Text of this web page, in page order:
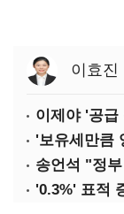
이효진
이제야 '공
'0.3%' 표적